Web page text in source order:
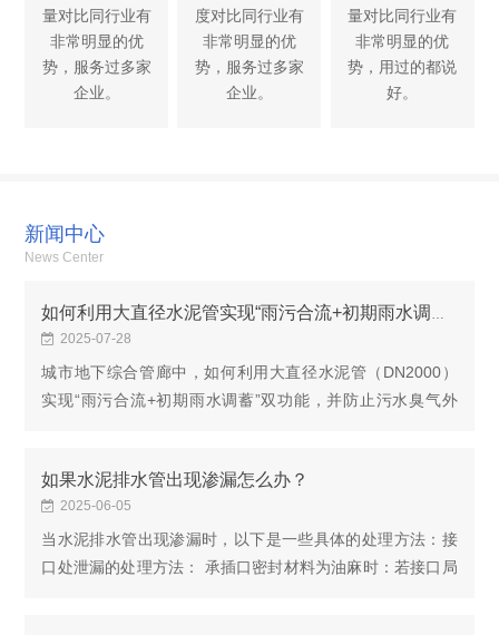
量对比同行业有
非常明显的优
势，服务过多家
企业。
度对比同行业有
非常明显的优
势，服务过多家
企业。
量对比同行业有
非常明显的优
势，用过的都说
好。
新闻中心
News Center
2025-07-28
城市地下综合管廊中，如何利用大直径水泥管（DN2000）
实现“雨污合流+初期雨水调蓄”双功能，并防止污水臭气外
如果水泥排水管出现渗漏怎么办？
2025-06-05
当水泥排水管出现渗漏时，以下是一些具体的处理方法：接
口处泄漏的处理方法： 承插口密封材料为油麻时：若接口局